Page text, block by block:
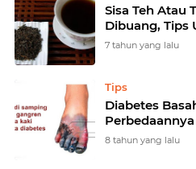
Sisa Teh Atau
Dibuang, Tips
7 tahun yang lalu
Tips
Diabetes
Perbedaannya
8 tahun yang lalu